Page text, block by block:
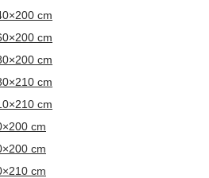
cm
cm
cm
cm
cm
cm
cm
cm